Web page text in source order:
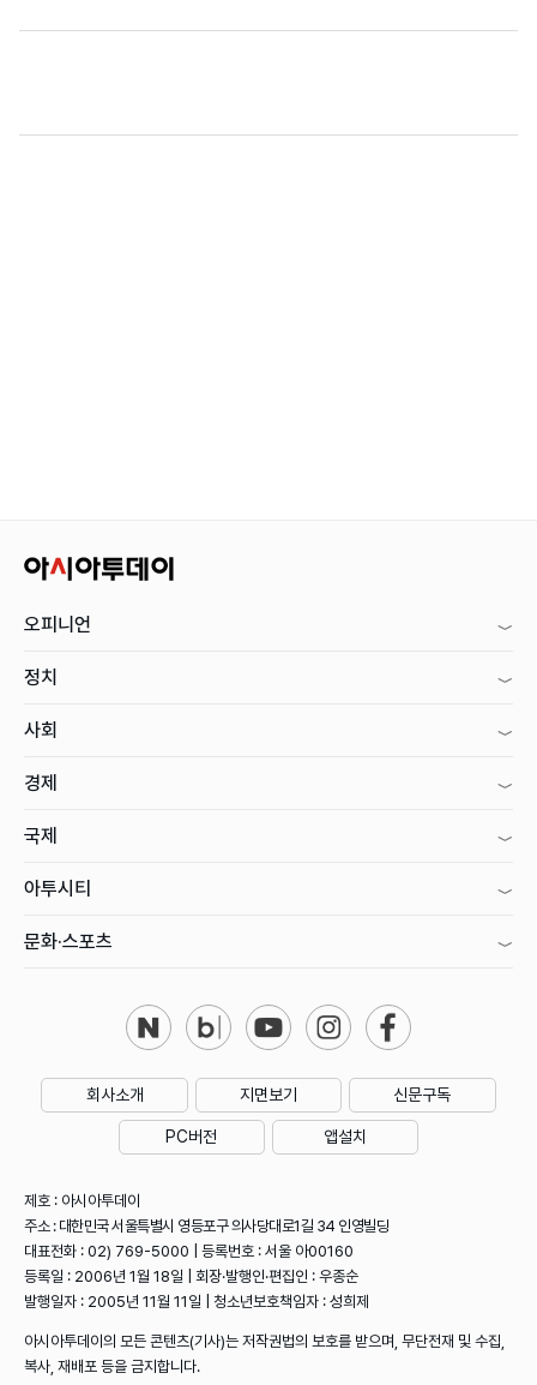
오피니언
정치
사회
경제
국제
아투시티
문화·스포츠
회사소개 지면보기 신문구독
PC버전 앱설치
제호 : 아시아투데이
주소 : 대한민국 서울특별시 영등포구 의사당대로1길 34 인영빌딩
대표전화 : 02) 769-5000 | 등록번호 : 서울 아00160
등록일 : 2006년 1월 18일 | 회장·발행인·편집인 : 우종순
발행일자 : 2005년 11월 11일 | 청소년보호책임자 : 성희제
아시아투데이의 모든 콘텐츠(기사)는 저작권법의 보호를 받으며, 무단전재 및 수집,
복사, 재배포 등을 금지합니다.